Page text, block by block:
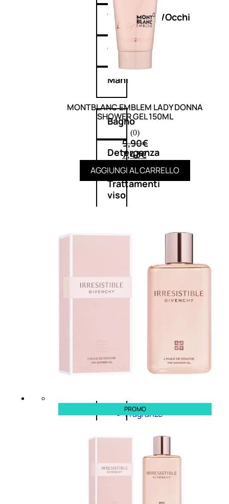
Viso/Labbra/Occhi
Corpo
Mani
Bagno
Detergenza
Trattamenti
viso
nature
profumi
nature
Fragranze
Donna
L’OCCITANE
EDT
FIORI
MONTBLANC EMBLEM LADY DONNA
SHOWER GEL 150ML
(0)
9,90€
7,43€
AGGIUNGI AL CARRELLO
PROMO